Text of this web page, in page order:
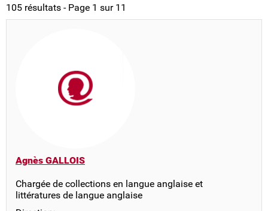
105 résultats - Page 1 sur 11
Agnès GALLOIS
Chargée de collections en langue anglaise et
littératures de langue anglaise